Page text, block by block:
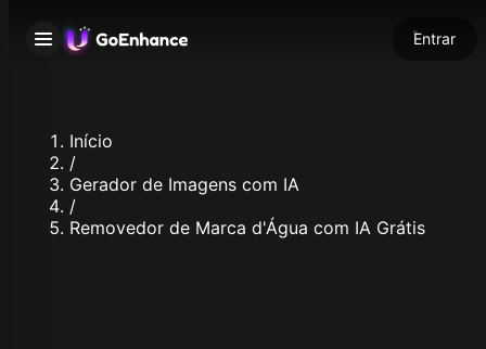
Entrar
Início
/
Gerador de Imagens com IA
/
Removedor de Marca d'Água com IA Grátis